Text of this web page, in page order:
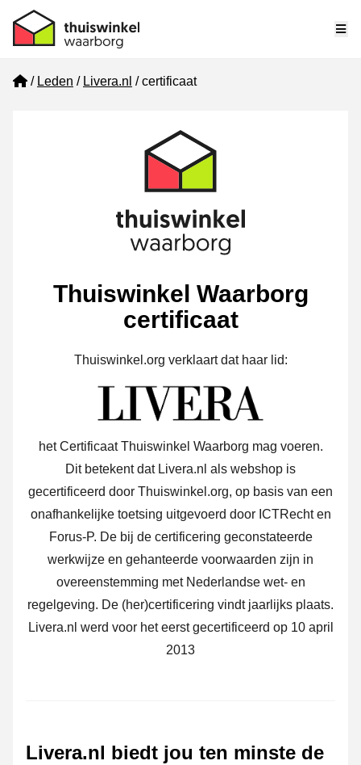
Home
Leden Livera.nl certificaat
Thuiswinkel Waarborg
certificaat
Thuiswinkel.org verklaart dat haar lid:
het Certificaat Thuiswinkel Waarborg mag voeren.
Dit betekent dat Livera.nl als webshop is
gecertificeerd door Thuiswinkel.org, op basis van een
onafhankelijke toetsing uitgevoerd door ICTRecht en
Forus-P. De bij de certificering geconstateerde
werkwijze en gehanteerde voorwaarden zijn in
overeenstemming met Nederlandse wet- en
regelgeving. De (her)certificering vindt jaarlijks plaats.
Livera.nl werd voor het eerst gecertificeerd op 10 april
2013
Livera.nl biedt jou ten minste de